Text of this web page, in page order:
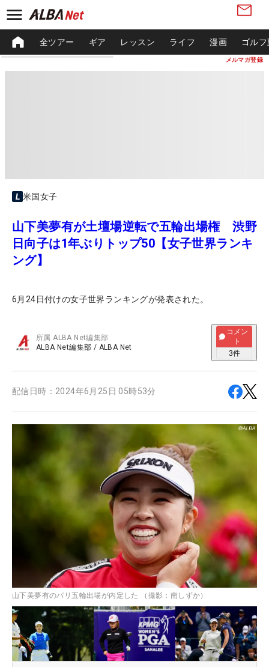
メルマガ登録
全ツアー ギア レッスン ライフ 漫画 ゴル
米国女子
山下美夢有が土壇場逆転で五輪出場権 渋野
日向子は1年ぶりトップ50【女子世界ランキ
ング】
6月24日付けの女子世界ランキングが発表された。
所属ALBA Net編集部
ALBA Net編集部 / ALBA Net
コメン
ト
3件
配信日時： 2024年6月25日 05時53分
山下美夢有のパリ五輪出場が内定した （撮影：南しずか）